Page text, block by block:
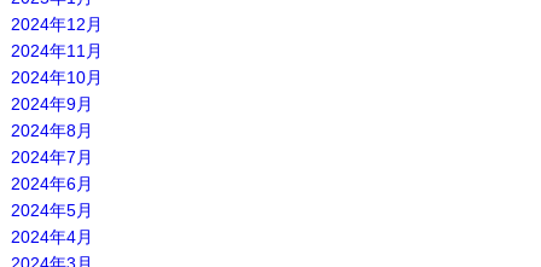
2024年12月
2024年11月
2024年10月
2024年9月
2024年8月
2024年7月
2024年6月
2024年5月
2024年4月
2024年3月